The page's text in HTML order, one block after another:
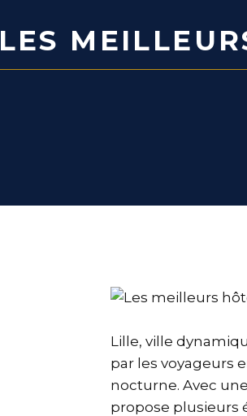
LES
Lille, ville
par les voyageurs
nocturne. Avec
propose plusieurs